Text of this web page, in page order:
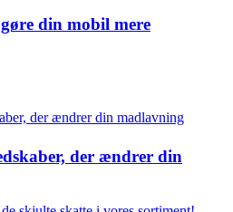
din mobil mere
der ændrer din